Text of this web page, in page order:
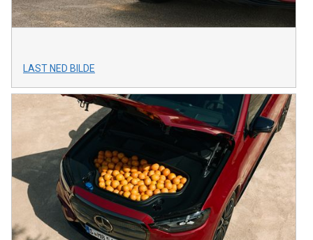
LAST NED BILDE